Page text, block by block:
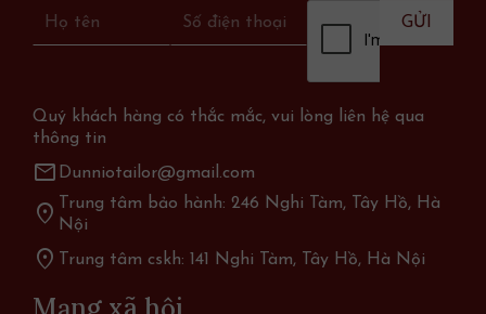
Quý khách hàng có thắc mắc, vui lòng liên hệ qua
thông tin
mail Dunniotailor@gmail.com
location_on
Trung tâm bảo hành: 246 Nghi Tàm, Tây Hồ, Hà
Nội
location_on Trung tâm cskh: 141 Nghi Tàm, Tây Hồ, Hà Nội